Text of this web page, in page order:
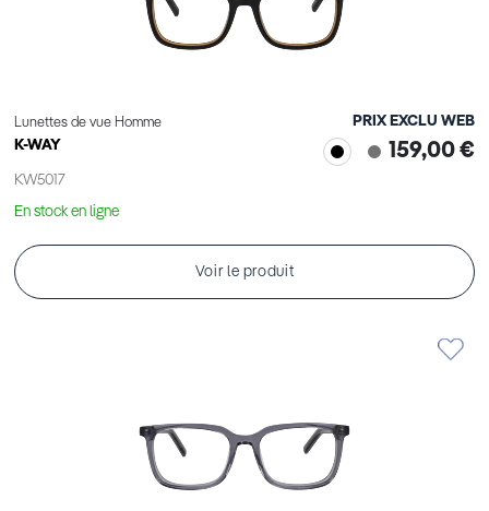
Lunettes de vue Homme
K-WAY
KW5017
PRIX EXCLU WEB
159,00 €
En stock en ligne
Voir le produit